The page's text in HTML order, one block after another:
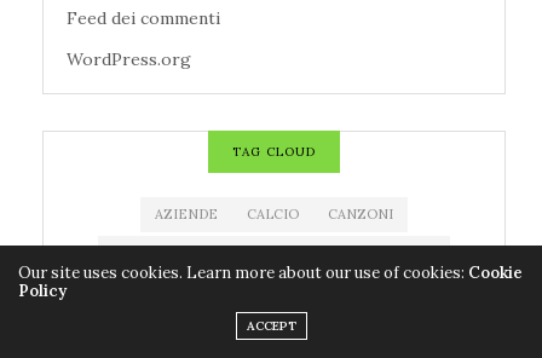
Feed dei commenti
WordPress.org
TAG CLOUD
AZIENDE CALCIO CANZONI
EDITORIA ESTRAZIONE MILLIONDAY
Our site uses cookies. Learn more about our use of cookies: Cookie
Policy
ACCEPT